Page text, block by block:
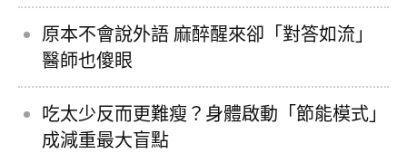
原本不會說外語 麻醉醒來卻「對答如流」
醫師也傻眼
吃太少反而更難瘦？身體啟動「節能模式」
成減重最大盲點